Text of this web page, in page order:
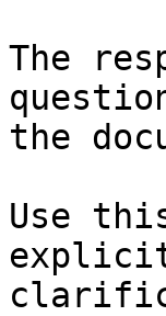
The
the
Use